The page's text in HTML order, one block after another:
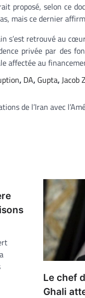
proposé, selon ce
mais ce dernier
s’est retrouvé au
privée par des
affectée au
, DA, Gupta,Jacob
de l’Iran avec
Le chef
Ghali